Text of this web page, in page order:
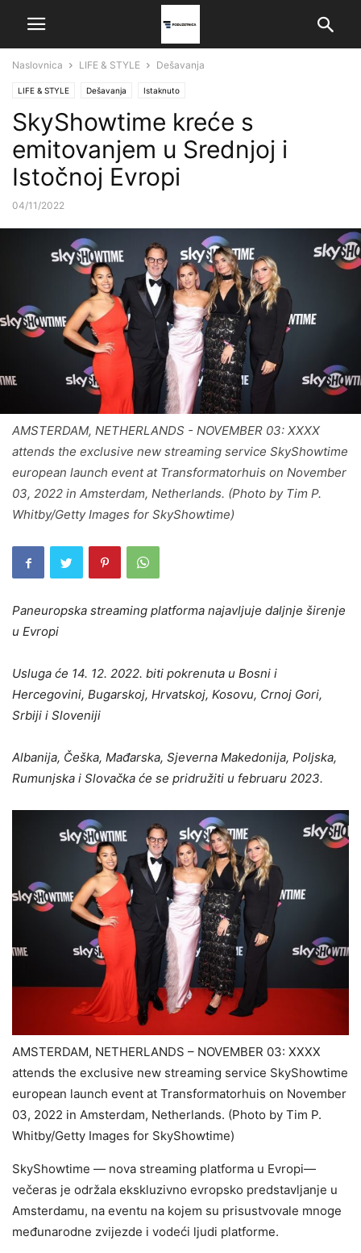
Naslovnica LIFE & STYLE Dešavanja
LIFE & STYLE Dešavanja Istaknuto
SkyShowtime kreće s
emitovanjem u Srednjoj i
Istočnoj Evropi
04/11/2022
AMSTERDAM, NETHERLANDS - NOVEMBER 03: XXXX
attends the exclusive new streaming service SkyShowtime
european launch event at Transformatorhuis on November
03, 2022 in Amsterdam, Netherlands. (Photo by Tim P.
Whitby/Getty Images for SkyShowtime)
Paneuropska streaming platforma najavljuje daljnje širenje
u Evropi
Usluga će 14. 12. 2022. biti pokrenuta u Bosni i
Hercegovini, Bugarskoj, Hrvatskoj, Kosovu, Crnoj Gori,
Srbiji i Sloveniji
Albanija, Češka, Mađarska, Sjeverna Makedonija, Poljska,
Rumunjska i Slovačka će se pridružiti u februaru 2023.
AMSTERDAM, NETHERLANDS – NOVEMBER 03: XXXX
attends the exclusive new streaming service SkyShowtime
european launch event at Transformatorhuis on November
03, 2022 in Amsterdam, Netherlands. (Photo by Tim P.
Whitby/Getty Images for SkyShowtime)
SkyShowtime — nova streaming platforma u Evropi—
večeras je održala ekskluzivno evropsko predstavljanje u
Amsterdamu, na eventu na kojem su prisustvovale mnoge
međunarodne zvijezde i vodeći ljudi platforme.